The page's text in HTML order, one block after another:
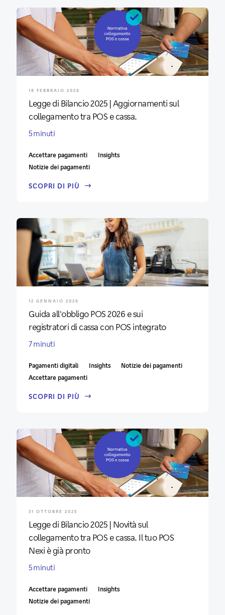
18 FEBBRAIO 2026
Legge di Bilancio 2025 | Aggiornamenti sul
collegamento tra POS e cassa.
5 minuti
Accettare pagamenti
Insights
Notizie dei pagamenti
SCOPRI DI PIÙ
12 GENNAIO 2026
Guida all'obbligo POS 2026 e sui
registratori di cassa con POS integrato
7 minuti
Pagamenti digitali Insights
Notizie dei pagamenti
Accettare pagamenti
SCOPRI DI PIÙ
31 OTTOBRE 2025
Legge di Bilancio 2025 | Novità sul
collegamento tra POS e cassa. Il tuo POS
Nexi è già pronto
5 minuti
Accettare pagamenti
Insights
Notizie dei pagamenti